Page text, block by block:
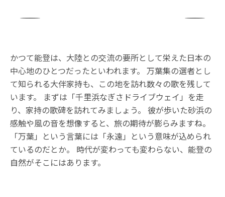
かつて能登は、大陸との交流の要所として栄えた日本の
中心地のひとつだったといわれます。 万葉集の選者とし
て知られる大伴家持も、この地を訪れ数々の歌を残して
います。 まずは「千里浜なぎさドライブウェイ」を走
り、家持の歌碑を訪れてみましょう。 彼が歩いた砂浜の
感触や風の音を想像すると、旅の期待が膨らみますね。
「万葉」という言葉には「永遠」という意味が込められ
ているのだとか。 時代が変わっても変わらない、能登の
自然がそこにはあります。